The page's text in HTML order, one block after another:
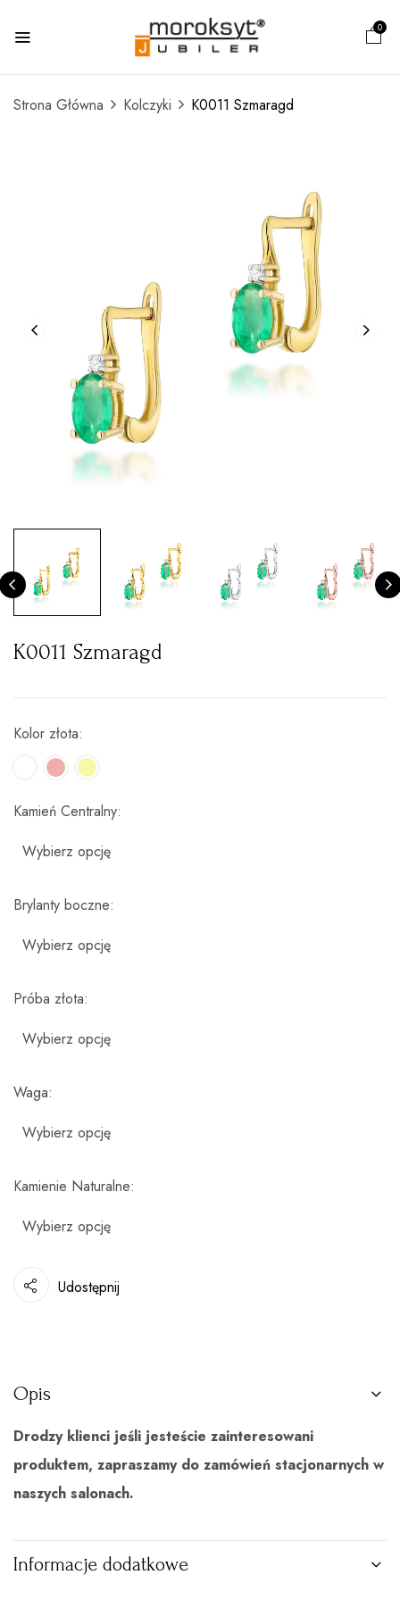
0
Strona Główna Kolczyki K0011 Szmaragd
K0011 Szmaragd
Kolor złota
Kamień Centralny
Brylanty boczne
Próba złota
Waga
Kamienie Naturalne
Udostępnij
Opis
Drodzy klienci jeśli jesteście zainteresowani
produktem, zapraszamy do zamówień stacjonarnych w
naszych salonach.
Informacje dodatkowe